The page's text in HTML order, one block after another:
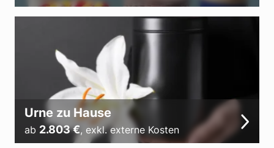
Urne zu Hause
ab 2.803€, exkl. externe Kosten